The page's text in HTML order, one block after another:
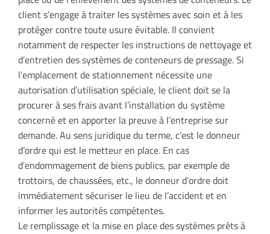
client s’engage à traiter les systèmes avec soin et à les
protéger contre toute usure évitable. Il convient
notamment de respecter les instructions de nettoyage et
d’entretien des systèmes de conteneurs de pressage. Si
l’emplacement de stationnement nécessite une
autorisation d’utilisation spéciale, le client doit se la
procurer à ses frais avant l’installation du système
concerné et en apporter la preuve à l’entreprise sur
demande. Au sens juridique du terme, c’est le donneur
d’ordre qui est le metteur en place. En cas
d’endommagement de biens publics, par exemple de
trottoirs, de chaussées, etc., le donneur d’ordre doit
immédiatement sécuriser le lieu de l’accident et en
informer les autorités compétentes.
Le remplissage et la mise en place des systèmes prêts à